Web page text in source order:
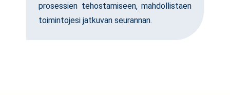
prosessien tehostamiseen, mahdollistaen
toimintojesi jatkuvan seurannan.